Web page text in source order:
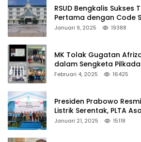
RSUD Bengkalis Sukses
Pertama dengan Code
Januari 9, 2025 19388
MK Tolak Gugatan
dalam Sengketa
Februari 4, 2025 16425
Presiden Prabowo
Listrik Serentak, PLTA
Januari 21, 2025 15118